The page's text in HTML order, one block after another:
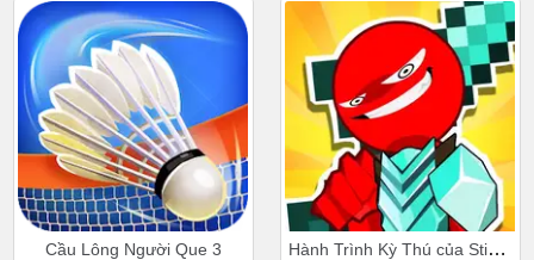
Cầu Lông Người Que 3 Hành Trình Kỳ Thú của Stickman